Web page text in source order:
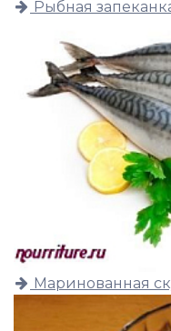
Рыбная
Маринованная